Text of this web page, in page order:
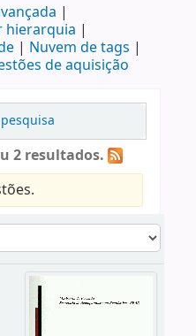
hierarquia
Nuvem de tags
de aquisição
2 resultados.